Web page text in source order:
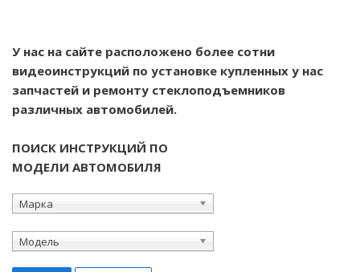
У нас на сайте расположено более сотни
видеоинструкций по установке купленных у нас
запчастей и ремонту стеклоподъемников
различных автомобилей.
ПОИСК ИНСТРУКЦИЙ ПО
МОДЕЛИ АВТОМОБИЛЯ
Марка
Модель